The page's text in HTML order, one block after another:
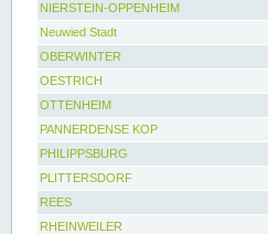
NIERSTEIN-OPPENHEIM
Neuwied Stadt
OBERWINTER
OESTRICH
OTTENHEIM
PANNERDENSE KOP
PHILIPPSBURG
PLITTERSDORF
REES
RHEINWEILER